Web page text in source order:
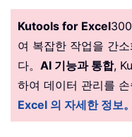
Kutools for Excel
여 복잡한 작업을 간
다。 AI 기능과 통합,
하여 데이터 관리를 손
Excel 의 자세한 정보。